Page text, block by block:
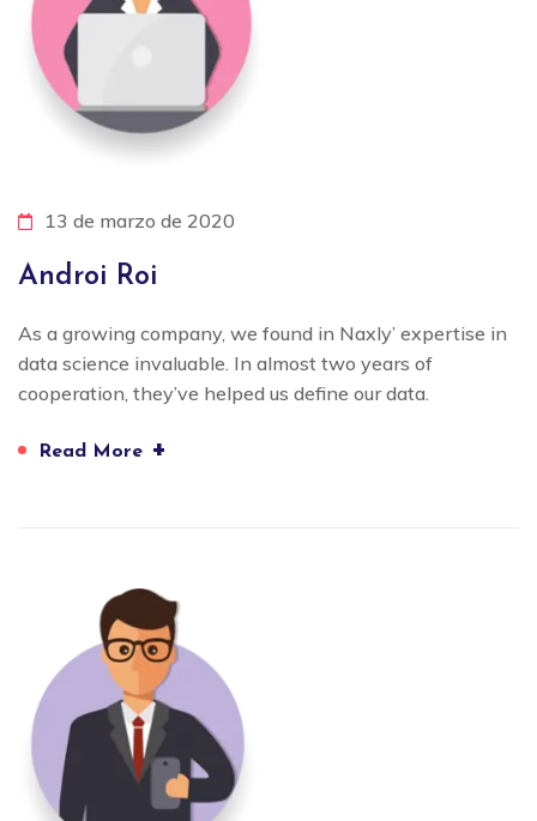
13 de marzo de 2020
Androi Roi
As a growing company, we found in Naxly’ expertise in
data science invaluable. In almost two years of
cooperation, they’ve helped us define our data.
Read More +